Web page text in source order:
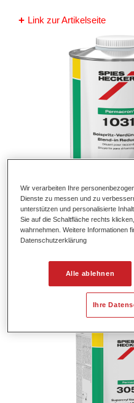
Link zur Artikelseite
Permacron®
3054
Link zur Artikelseite
Wir verarbeiten Ihre
Dienste zu messen und zu
unterstützen und personalisierte
Sie auf die Schaltfläche rechts
wahrnehmen. Weitere Informationen
Datenschutzerklärung
Alle ablehnen
Ihre